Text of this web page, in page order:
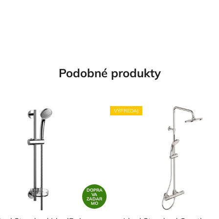
Podobné produkty
DOPRA
VA
ZADAR
MO
VÝPREDAJ